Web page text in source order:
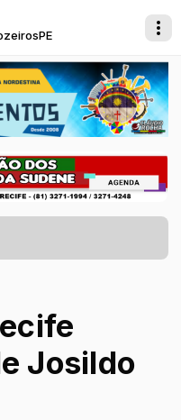
FORRÓ E FOLIA) - ULTIMO
Josildo